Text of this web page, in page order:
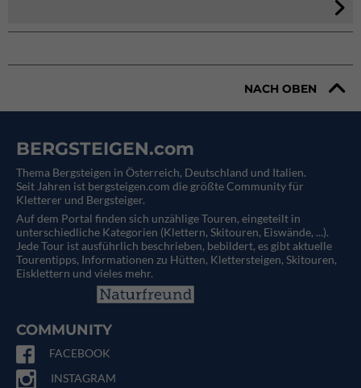
NACH OBEN
BERGSTEIGEN.com
Thema Bergsteigen in Österreich, Deutschland und Italien.
Seit Jahren ist bergsteigen.com die größte Community für
Kletterer und Bergsteiger.
Auf dem Portal finden sich unzählige Touren, eingeteilt in
unterschiedliche Kategorien (Klettern, Skitouren, Eiswände, ...).
Jede Tour ist ausführlich beschrieben, bebildert, es gibt aktuelle
Tourentipps, Informationen zu Hütten, Klettersteigen, Skitouren,
Eisklettern und vieles mehr.
COMMUNITY
FACEBOOK
INSTAGRAM